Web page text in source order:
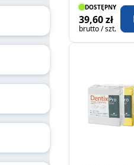
DOSTĘPNY
39,60 zł
brutto / szt.